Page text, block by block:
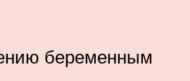
беременным